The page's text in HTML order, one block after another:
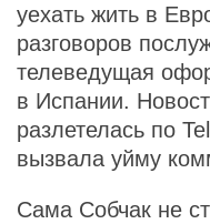
уехать жить в
разговоров
телеведущая
в Испании.
разлетелась по
вызвала уйму
Сама Собчак не